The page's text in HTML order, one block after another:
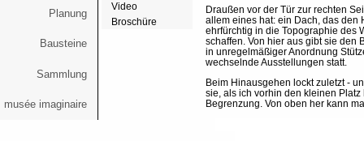
Planung
Bausteine
Sammlung
musée imaginaire
Video
Broschüre
Draußen vor der Tür zur rechten
allem eines hat: ein Dach, das den
ehrfürchtig in die Topographie des
schaffen. Von hier aus gibt sie den
in unregelmäßiger Anordnung
wechselnde Ausstellungen statt.
Beim Hinausgehen lockt zuletzt -
sie, als ich vorhin den kleinen
Begrenzung. Von oben her kann